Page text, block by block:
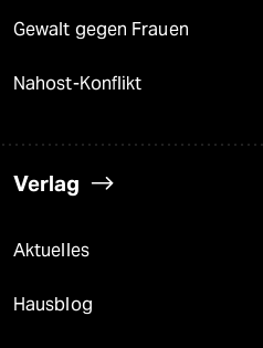
Gewalt gegen Frauen
Nahost-Konflikt
Verlag
Aktuelles
Hausblog